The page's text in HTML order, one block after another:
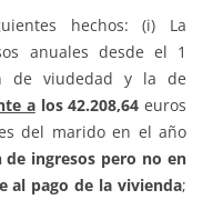
hechos: (i) La
anuales desde el 1
de viudedad y la de
alos 42.208,64 euros
del marido en el año
de ingresos pero no en
al pago de la vivienda;